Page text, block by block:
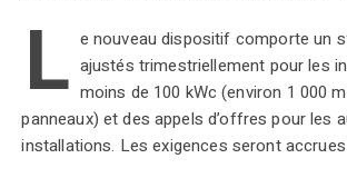
L e nouveau dispositif comporte un
ajustés trimestriellement pour les
moins de 100 kWc (environ 1 000
panneaux) et des appels d’offres pour les
installations. Les exigences seront